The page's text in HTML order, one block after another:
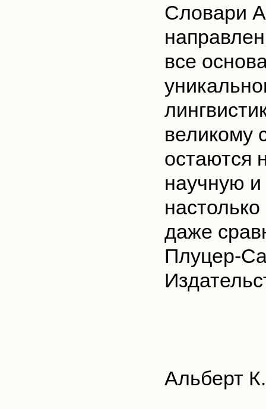
Словари
все
великому
остаются
научную
даже
Плуцер-
Альберт